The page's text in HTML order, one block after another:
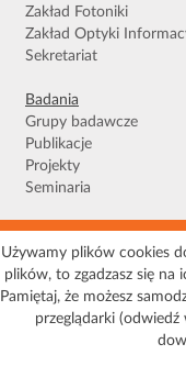
Zakład Fotoniki
Zakład Optyki
Sekretariat
Badania
Grupy badawcze
Publikacje
Projekty
Seminaria
Warunki korzystania
© 2026 Uniwersytet
Używamy plików cookies
plików, to zgadzasz się na
Pamiętaj, że możesz
przeglądarki